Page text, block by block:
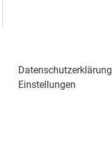
Datenschutzerklärung
Einstellungen